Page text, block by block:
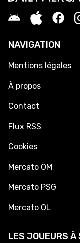
NAVIGATION
Mentions légales
À propos
Contact
Flux RSS
Cookies
Mercato OM
Mercato PSG
Mercato OL
LES JOUEURS À